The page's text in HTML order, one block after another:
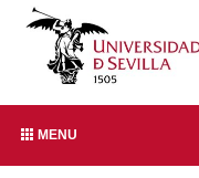
MENU